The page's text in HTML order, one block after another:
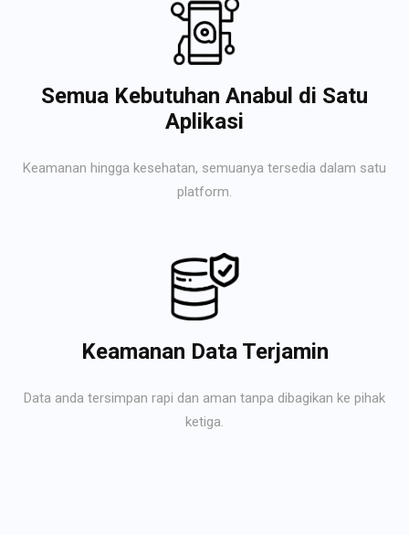
Semua Kebutuhan Anabul di Satu
Aplikasi
Keamanan hingga kesehatan, semuanya tersedia dalam satu
platform.
Keamanan Data Terjamin
Data anda tersimpan rapi dan aman tanpa dibagikan ke pihak
ketiga.